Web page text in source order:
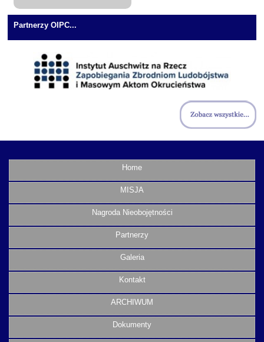
Partnerzy OIPC...
Home
MISJA
Nagroda Nieobojętności
Partnerzy
Galeria
Kontakt
ARCHIWUM
Dokumenty